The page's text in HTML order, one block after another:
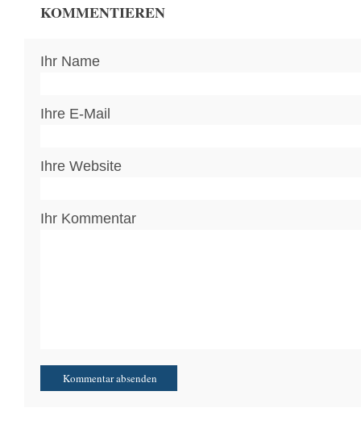
KOMMENTIEREN
Ihr Name
Ihre E-Mail
Ihre Website
Ihr Kommentar